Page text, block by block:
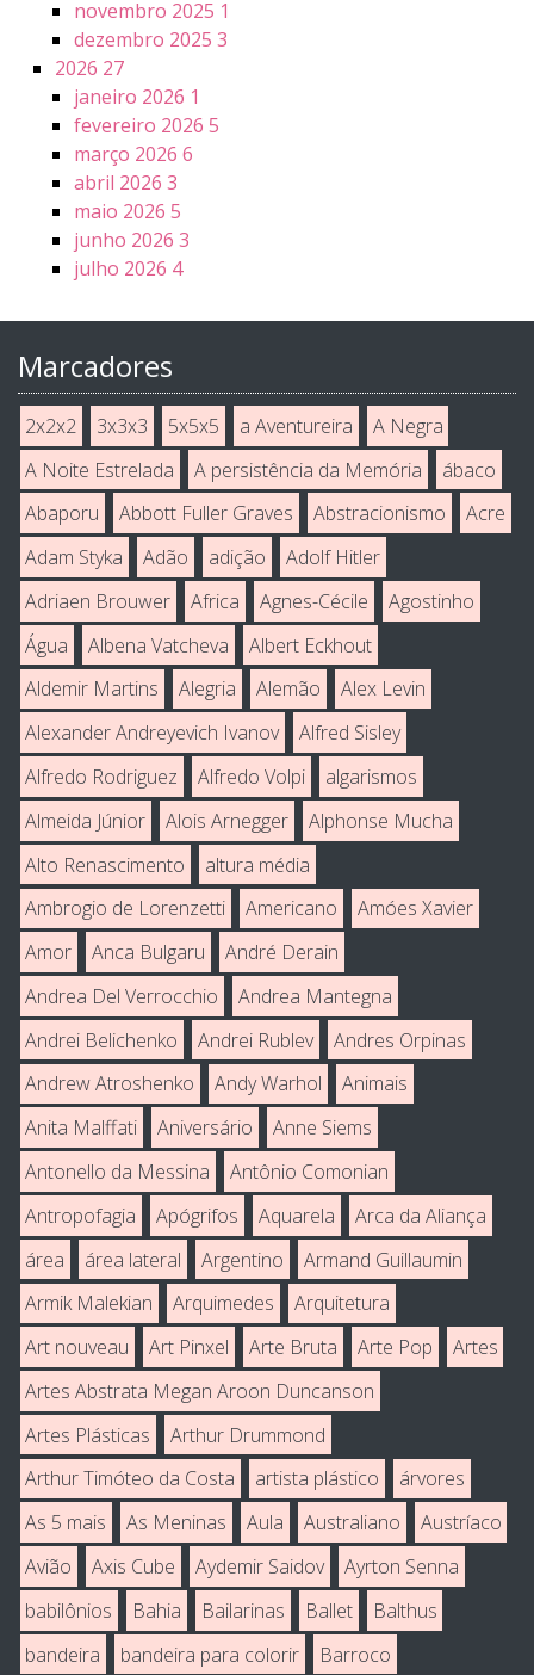
novembro 2025 1
dezembro 2025 3
2026 27
janeiro 2026 1
fevereiro 2026 5
março 2026 6
abril 2026 3
maio 2026 5
junho 2026 3
julho 2026 4
Marcadores
2x2x2 3x3x3 5x5x5 a Aventureira
A Negra
A Noite Estrelada
A persistência da Memória
ábaco
Abaporu
Abbott Fuller Graves Abstracionismo
Acre
Adam Styka
Adão adição
Adolf Hitler
Adriaen Brouwer
Africa Agnes-Cécile
Agostinho
Água
Albena Vatcheva
Albert Eckhout
Aldemir Martins
Alegria Alemão
Alex Levin
Alexander Andreyevich Ivanov
Alfred Sisley
Alfredo Rodriguez
Alfredo Volpi
algarismos
Almeida Júnior
Alois Arnegger
Alphonse Mucha
Alto Renascimento
altura média
Ambrogio de Lorenzetti
Americano
Amóes Xavier
Amor
Anca Bulgaru
André Derain
Andrea Del Verrocchio
Andrea Mantegna
Andrei Belichenko
Andrei Rublev
Andres Orpinas
Andrew Atroshenko
Andy Warhol
Animais
Anita Malffati
Aniversário
Anne Siems
Antonello da Messina
Antônio Comonian
Antropofagia
Apógrifos Aquarela
Arca da Aliança
área
área lateral Argentino
Armand Guillaumin
Armik Malekian
Arquimedes
Arquitetura
Art nouveau
Art Pinxel Arte Bruta Arte Pop
Artes
Artes Abstrata Megan Aroon Duncanson
Artes Plásticas
Arthur Drummond
Arthur Timóteo da Costa
artista plástico
árvores
As 5 mais
As Meninas Aula Australiano
Austríaco
Avião
Axis Cube Aydemir Saidov
Ayrton Senna
babilônios
Bahia Bailarinas Ballet
Balthus
bandeira
bandeira para colorir Barroco